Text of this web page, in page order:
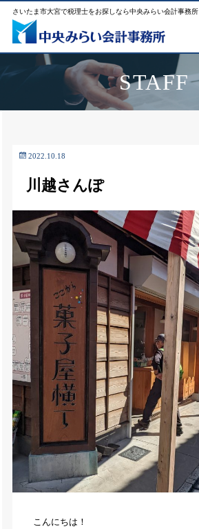
さいたま市大宮で税理士をお探しなら中央みらい会計事務所
STAFF
2022.10.18
川越さんぽ
こんにちは！